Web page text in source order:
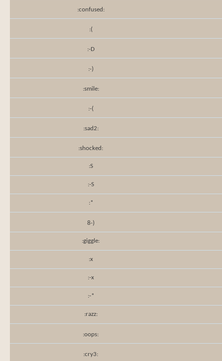
:confused:
:(
:-D
:-)
:smile:
:-(
:sad2:
:shocked:
:S
:-S
:*
8-)
:giggle:
:x
:-x
:-*
:razz:
:oops:
:cry3: